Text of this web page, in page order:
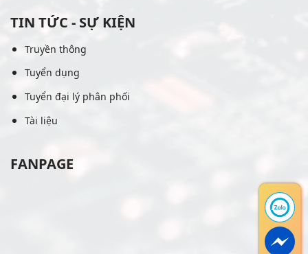
TIN TỨC - SỰ KIỆN
Truyền thông
Tuyển dụng
Tuyển đại lý phân phối
Tài liệu
FANPAGE